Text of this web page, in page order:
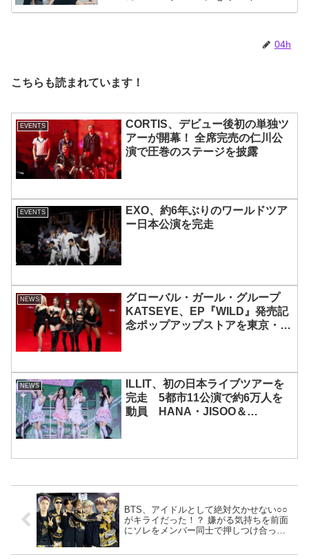
04h
こちらも読まれています！
EVENTS
CORTIS、デビュー後初の単独ツ
アーが開幕！ 全席完売の仁川公
演で圧巻のステージを披露
EVENTS
EXO、約6年ぶりのワールドツア
ー日本公演を完走
NEWS
グローバル・ガール・グループ
KATSEYE、EP『WILD』発売記
念ポップアップストアを東京・原
NEWS
ILLIT、初の日本ライブツアーを
完走 5都市11公演で約6万人を
動員 HANA・JISOO＆
BTS、アイドルとして絶対欠かせない○○
がキライだった！？ 嫌がる気持ちを前面
にソレをメンバー同士で押しつけ合っ